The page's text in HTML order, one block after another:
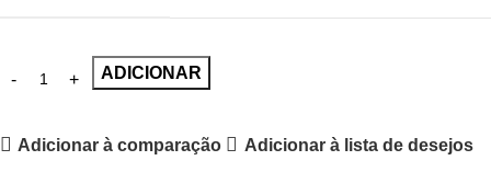
ADICIONAR
Adicionar à comparação Adicionar à lista de desejos